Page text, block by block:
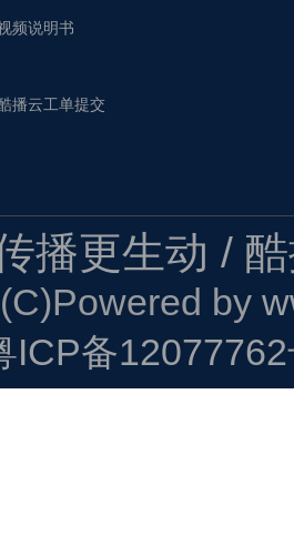
频说明书
播云工单提交
播更生动 /
by
ICP备